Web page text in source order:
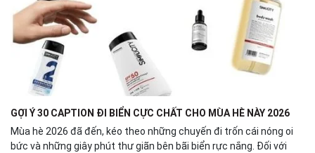
GỢI Ý 30 CAPTION ĐI BIỂN CỰC CHẤT CHO MÙA HÈ NÀY 2026
Mùa hè 2026 đã đến, kéo theo những chuyến đi trốn cái nóng oi
bức và những giây phút thư giãn bên bãi biển rực nắng. Đối với